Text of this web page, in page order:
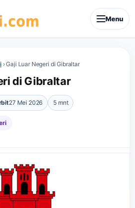
Menu
›Gaji Luar Negeri di Gibraltar
di Gibraltar
27 Mei 2026 5 mnt